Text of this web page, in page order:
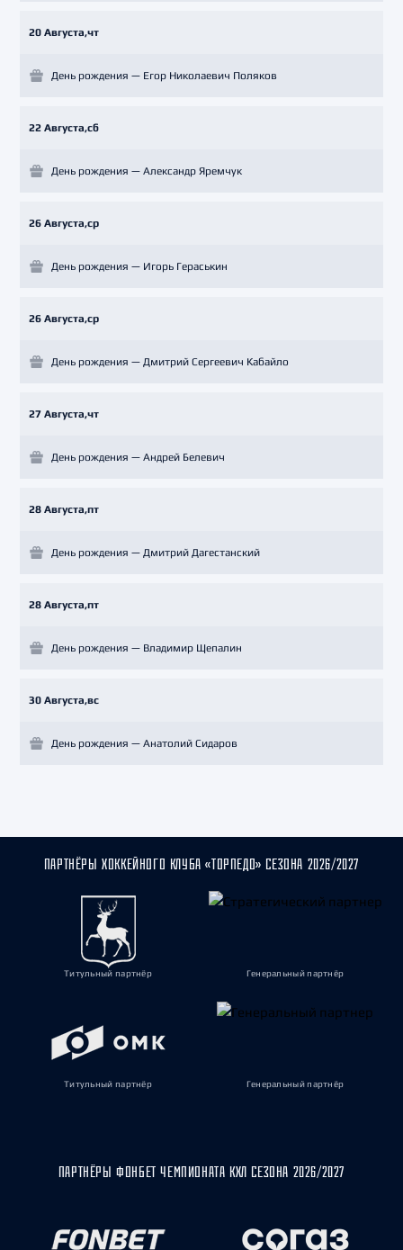
20 Августа,чт
День рождения — Егор Николаевич Поляков
22 Августа,сб
День рождения — Александр Яремчук
26 Августа,ср
День рождения — Игорь Гераськин
26 Августа,ср
День рождения — Дмитрий Сергеевич Кабайло
27 Августа,чт
День рождения — Андрей Белевич
28 Августа,пт
День рождения — Дмитрий Дагестанский
28 Августа,пт
День рождения — Владимир Щепалин
30 Августа,вс
День рождения — Анатолий Сидаров
ПАРТНЁРЫ ХОККЕЙНОГО КЛУБА «ТОРПЕДО» СЕЗОНА 2026/2027
Титульный партнёр Генеральный партнёр
Титульный партнёр Генеральный партнёр
ПАРТНЁРЫ ФОНБЕТ ЧЕМПИОНАТА КХЛ СЕЗОНА 2026/2027